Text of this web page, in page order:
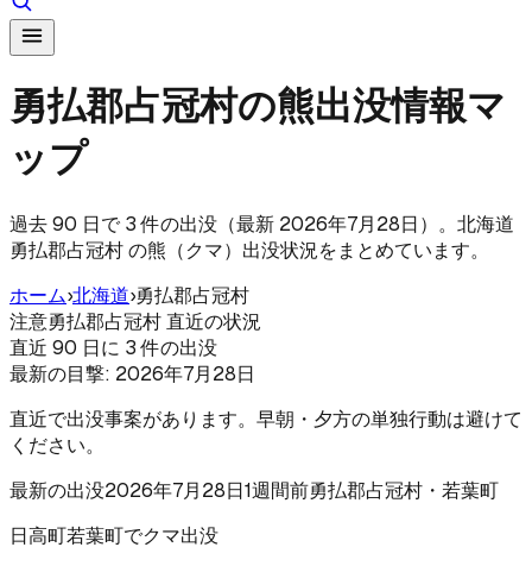
勇払郡占冠村の熊出没情報マ
ップ
過去 90 日で 3 件の出没（最新 2026年7月28日）。北海道
勇払郡占冠村 の熊（クマ）出没状況をまとめています。
ホーム›北海道›勇払郡占冠村
注意勇払郡占冠村 直近の状況
直近 90 日に 3 件の出没
最新の目撃: 2026年7月28日
直近で出没事案があります。早朝・夕方の単独行動は避けて
ください。
最新の出没2026年7月28日1週間前勇払郡占冠村 ・若葉町
日高町若葉町でクマ出没